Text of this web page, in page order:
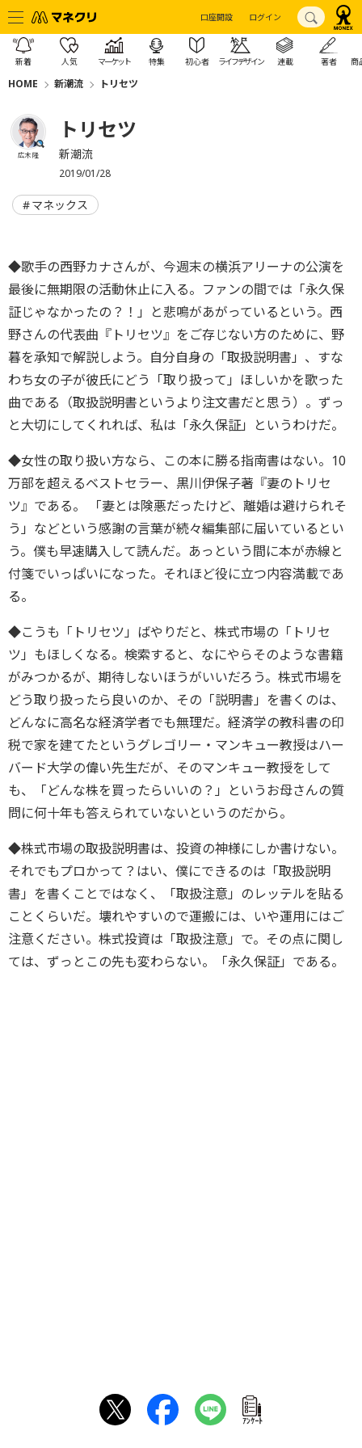
口座開設 ログイン
新着 人気 マーケット 特集 初心者 ライフデザイン 連載 著者 商
HOME 新潮流 トリセツ
広木 隆
トリセツ
新潮流
2019/01/28
マネックス
◆歌手の西野カナさんが、今週末の横浜アリーナの公演を
最後に無期限の活動休止に入る。ファンの間では「永久保
証じゃなかったの？！」と悲鳴があがっているという。西
野さんの代表曲『トリセツ』をご存じない方のために、野
暮を承知で解説しよう。自分自身の「取扱説明書」、すな
わち女の子が彼氏にどう「取り扱って」ほしいかを歌った
曲である（取扱説明書というより注文書だと思う）。ずっ
と大切にしてくれれば、私は「永久保証」というわけだ。
◆女性の取り扱い方なら、この本に勝る指南書はない。10
万部を超えるベストセラー、黒川伊保子著『妻のトリセ
ツ』である。 「妻とは険悪だったけど、離婚は避けられそ
う」などという感謝の言葉が続々編集部に届いているとい
う。僕も早速購入して読んだ。あっという間に本が赤線と
付箋でいっぱいになった。それほど役に立つ内容満載であ
る。
◆こうも「トリセツ」ばやりだと、株式市場の「トリセ
ツ」もほしくなる。検索すると、なにやらそのような書籍
がみつかるが、期待しないほうがいいだろう。株式市場を
どう取り扱ったら良いのか、その「説明書」を書くのは、
どんなに高名な経済学者でも無理だ。経済学の教科書の印
税で家を建てたというグレゴリー・マンキュー教授はハー
バード大学の偉い先生だが、そのマンキュー教授をして
も、「どんな株を買ったらいいの？」というお母さんの質
問に何十年も答えられていないというのだから。
◆株式市場の取扱説明書は、投資の神様にしか書けない。
それでもプロかって？はい、僕にできるのは「取扱説明
書」を書くことではなく、「取扱注意」のレッテルを貼る
ことくらいだ。壊れやすいので運搬には、いや運用にはご
注意ください。株式投資は「取扱注意」で。その点に関し
ては、ずっとこの先も変わらない。「永久保証」である。
ｱﾝｹｰﾄ